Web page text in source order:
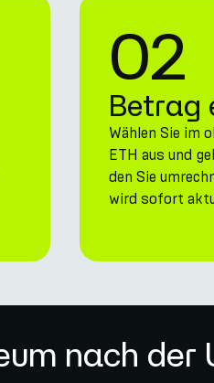
02
Betrag
Wählen Sie im
ETH aus und
den Sie
wird sofort
nach der